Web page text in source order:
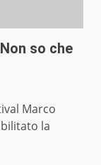
so che
Marco
la